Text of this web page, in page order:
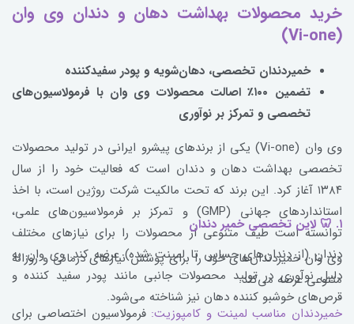
خرید محصولات بهداشت دهان و دندان وی وان
(Vi-one)
خمیردندان تخصصی، دهان‌شویه و پودر سفیدکننده
تضمین ۱۰۰٪ اصالت محصولات وی وان با فرمولاسیون‌های
تخصصی و تمرکز بر نوآوری
وی وان (Vi-one) یکی از برندهای پیشرو ایرانی در تولید محصولات
تخصصی بهداشت دهان و دندان است که فعالیت خود را از سال
۱۳۸۴ آغاز کرد. این برند که تحت مالکیت شرکت روژین است، با اخذ
استانداردهای جهانی (GMP) و تمرکز بر فرمولاسیون‌های علمی،
توانسته است طیف متنوعی از محصولات را برای نیازهای مختلف
دندان (از دندان‌های حساس تا لمینت شده) عرضه کند. وی وان به
دلیل نوآوری در تولید محصولات جانبی مانند پودر سفید کننده و
قرص‌های خوشبو کننده دهان نیز شناخته می‌شود.
۱. 🦷 لاین تخصصی خمیر دندان
وی وان خمیردندان‌های خود را برای پوشش نیازهای درمانی و روزانه
متنوعی عرضه می‌کند:
خمیردندان مناسب لمینت و کامپوزیت: فرمولاسیون اختصاصی برای